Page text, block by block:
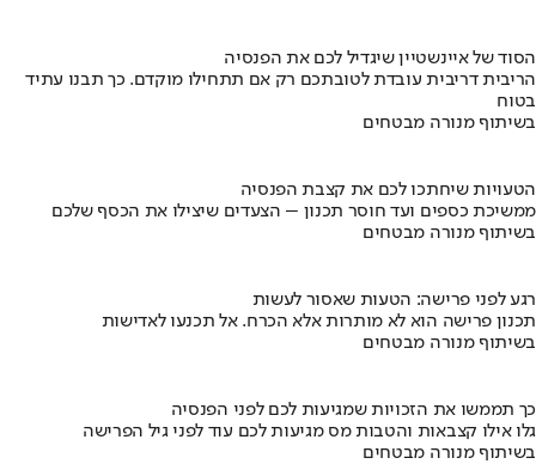
הסוד של איינשטיין שיגדיל לכם את הפנסיה
הריבית דריבית עובדת לטובתכם רק אם תתחילו מוקדם. כך תבנו עתיד
בטוח
בשיתוף מנורה מבטחים
הטעויות שיחתכו לכם את קצבת הפנסיה
ממשיכת כספים ועד חוסר תכנון – הצעדים שיצילו את הכסף שלכם
בשיתוף מנורה מבטחים
רגע לפני פרישה: הטעות שאסור לעשות
תכנון פרישה הוא לא מותרות אלא הכרח. אל תכנעו לאדישות
בשיתוף מנורה מבטחים
כך תממשו את הזכויות שמגיעות לכם לפני הפנסיה
גלו אילו קצבאות והטבות מס מגיעות לכם עוד לפני גיל הפרישה
בשיתוף מנורה מבטחים